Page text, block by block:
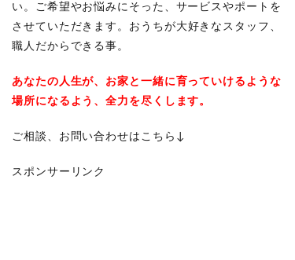
い。ご希望やお悩みにそった、サービスやポートを
させていただきます。 おうちが大好きなスタッフ、
職人だからできる事。
あなたの人生が、お家と一緒に育っていけるような
場所になるよう、全力を尽くします。
ご相談、お問い合わせはこちら↓
スポンサーリンク